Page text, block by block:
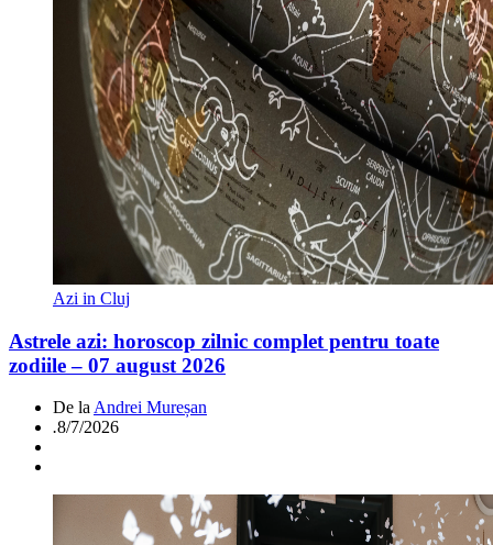
Azi in Cluj
Astrele azi: horoscop zilnic complet pentru toate
zodiile – 07 august 2026
De la Andrei Mureșan
.8/7/2026